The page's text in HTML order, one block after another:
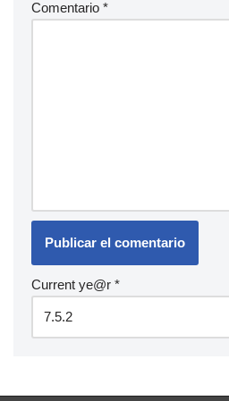
Comentario *
Current ye@r *